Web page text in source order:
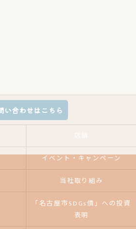
い合わせはこちら
イベント・キャンペーン
当社取り組み
「名古屋市SDGs債」への投資
表明